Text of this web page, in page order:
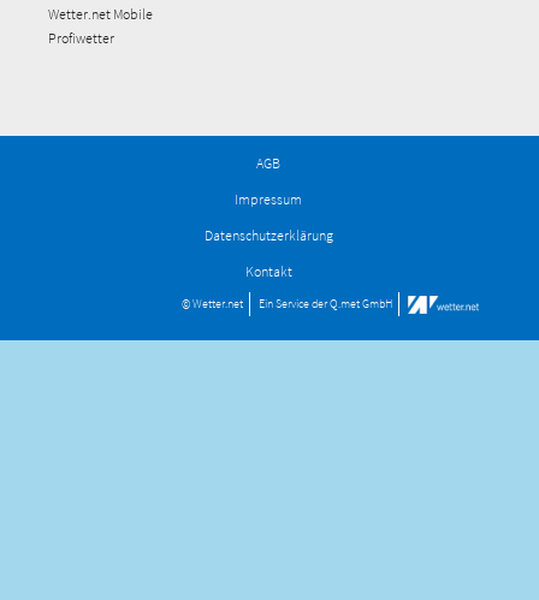
Wetter.net Mobile
Profiwetter
AGB
Impressum
Datenschutzerklärung
Kontakt
© Wetter.net Ein Service derQ.met GmbH